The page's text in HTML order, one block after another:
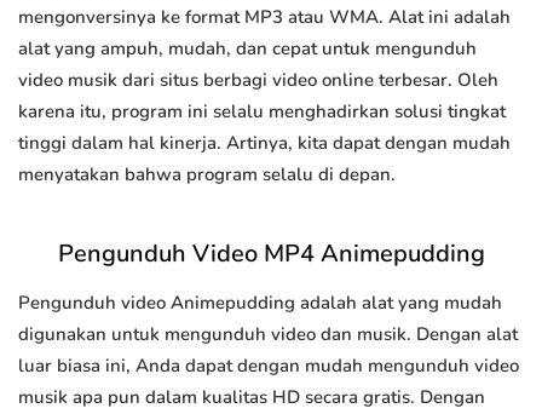
mengonversinya ke format MP3 atau WMA. Alat ini adalah
alat yang ampuh, mudah, dan cepat untuk mengunduh
video musik dari situs berbagi video online terbesar. Oleh
karena itu, program ini selalu menghadirkan solusi tingkat
tinggi dalam hal kinerja. Artinya, kita dapat dengan mudah
menyatakan bahwa program selalu di depan.
Pengunduh Video MP4 Animepudding
Pengunduh video Animepudding adalah alat yang mudah
digunakan untuk mengunduh video dan musik. Dengan alat
luar biasa ini, Anda dapat dengan mudah mengunduh video
musik apa pun dalam kualitas HD secara gratis. Dengan